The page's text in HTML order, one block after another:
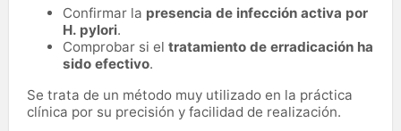
Confirmar la presencia de infección activa por
H. pylori.
Comprobar si el tratamiento de erradicación ha
sido efectivo.
Se trata de un método muy utilizado en la práctica
clínica por su precisión y facilidad de realización.